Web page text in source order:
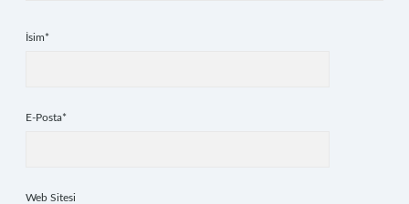
İsim*
E-Posta*
Web Sitesi